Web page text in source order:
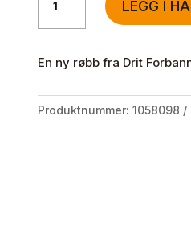
Forbanna
Røbb
Kjøtt
100g
LEGG I
En ny røbb fra Drit
Produktnummer: 1058098